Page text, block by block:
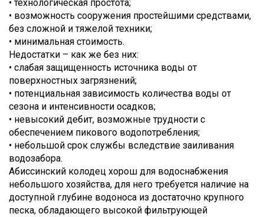
• технологическая простота;
• возможность сооружения простейшими средствами,
без сложной и тяжелой техники;
• минимальная стоимость.
Недостатки – как же без них:
• слабая защищенность источника воды от
поверхностных загрязнений;
• потенциальная зависимость количества воды от
сезона и интенсивности осадков;
• невысокий дебит, возможные трудности с
обеспечением пикового водопотребления;
• небольшой срок службы вследствие заиливания
водозабора.
Абиссинский колодец хорош для водоснабжения
небольшого хозяйства, для него требуется наличие на
доступной глубине водоноса из достаточно крупного
песка, обладающего высокой фильтрующей